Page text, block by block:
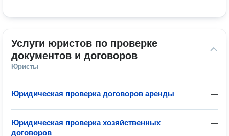
Услуги юристов по проверке
документов и договоров
Юристы
—
Юридическая проверка договоров аренды
—
Юридическая проверка хозяйственных
договоров